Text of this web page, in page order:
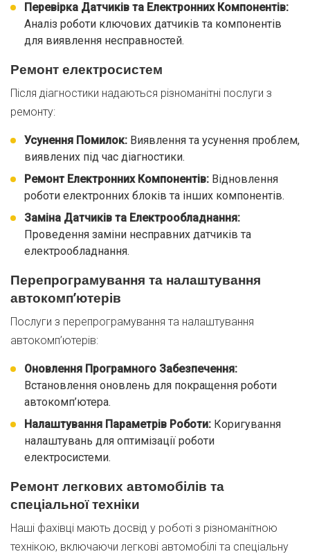
Перевірка Датчиків та Електронних Компонентів:
Аналіз роботи ключових датчиків та компонентів
для виявлення несправностей.
Ремонт електросистем
Після діагностики надаються різноманітні послуги з
ремонту:
Усунення Помилок: Виявлення та усунення проблем,
виявлених під час діагностики.
Ремонт Електронних Компонентів: Відновлення
роботи електронних блоків та інших компонентів.
Заміна Датчиків та Електрообладнання:
Проведення заміни несправних датчиків та
електрообладнання.
Перепрограмування та налаштування
автокомп’ютерів
Послуги з перепрограмування та налаштування
автокомп’ютерів:
Оновлення Програмного Забезпечення:
Встановлення оновлень для покращення роботи
автокомп’ютера.
Налаштування Параметрів Роботи: Коригування
налаштувань для оптимізації роботи
електросистеми.
Ремонт легкових автомобілів та
спеціальної техніки
Наші фахівці мають досвід у роботі з різноманітною
технікою, включаючи легкові автомобілі та спеціальну